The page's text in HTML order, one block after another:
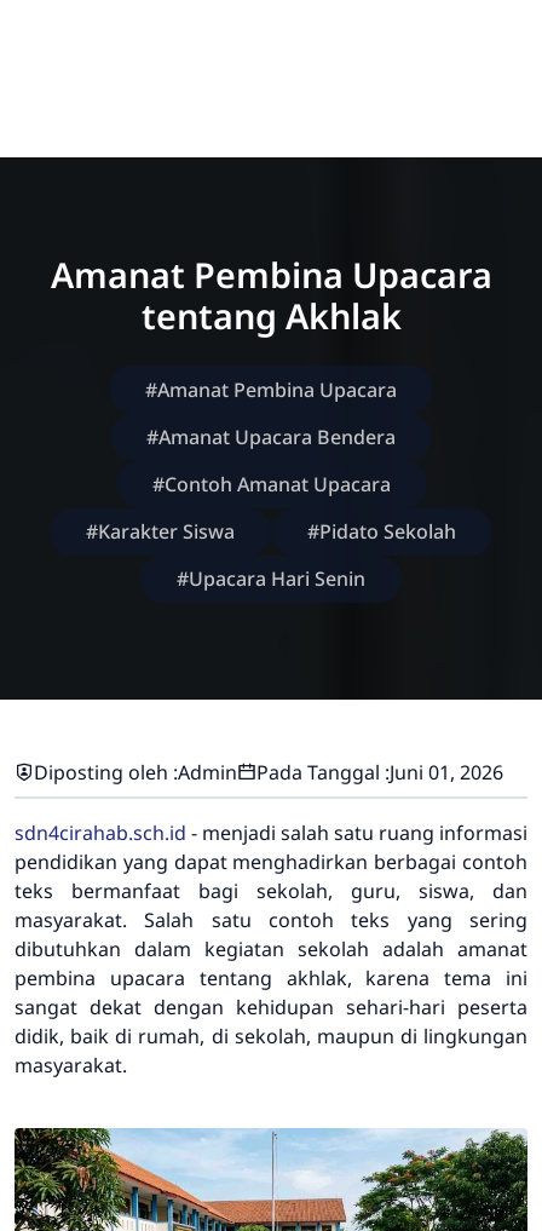
Amanat Pembina Upacara
tentang Akhlak
#Amanat Pembina Upacara
#Amanat Upacara Bendera
#Contoh Amanat Upacara
#Karakter Siswa
#Pidato Sekolah
#Upacara Hari Senin
Diposting oleh :Admin Pada Tanggal :Juni 01, 2026
sdn4cirahab.sch.id - menjadi salah satu ruang informasi
pendidikan yang dapat menghadirkan berbagai contoh
teks bermanfaat bagi sekolah, guru, siswa, dan
masyarakat. Salah satu contoh teks yang sering
dibutuhkan dalam kegiatan sekolah adalah amanat
pembina upacara tentang akhlak, karena tema ini
sangat dekat dengan kehidupan sehari-hari peserta
didik, baik di rumah, di sekolah, maupun di lingkungan
masyarakat.